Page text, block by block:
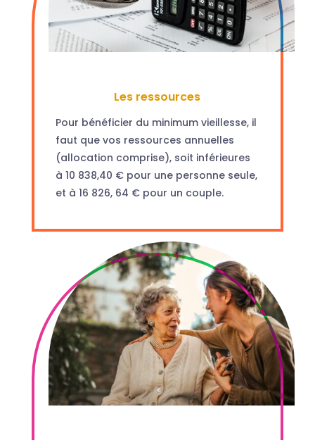
Les ressources
Pour bénéficier du minimum vieillesse, il
faut que vos ressources annuelles
(allocation comprise), soit inférieures
à 10 838,40 € pour une personne seule,
et à 16 826, 64 € pour un couple.